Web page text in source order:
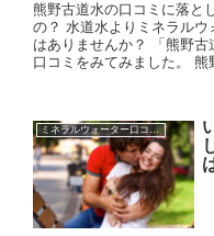
熊野古道水の口コミに落と
の？ 水道水よりミネラル
はありませんか？ 「熊野
口コミをみてみました。
ミネラルウォーター口コミに落とし穴？